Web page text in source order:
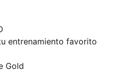
entrenamiento favorito
perfectos para
mejor marca personal.
Gold